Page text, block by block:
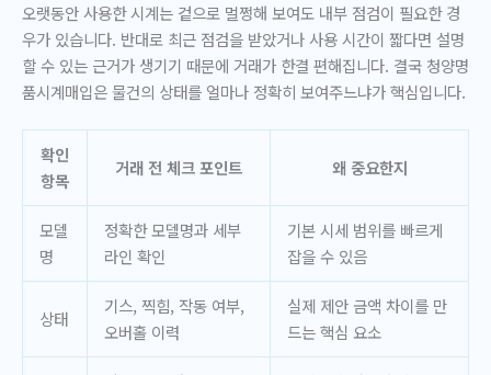
오랫동안 사용한 시계는 겉으로 멀쩡해 보여도 내부 점검이 필요한 경
우가 있습니다. 반대로 최근 점검을 받았거나 사용 시간이 짧다면 설명
할 수 있는 근거가 생기기 때문에 거래가 한결 편해집니다. 결국 청양명
품시계매입은물건의 상태를 얼마나 정확히 보여주느냐가 핵심입니다.
확인
항목
거래 전 체크 포인트 왜 중요한지
모델
명
정확한 모델명과 세부
라인 확인
기본 시세 범위를 빠르게
잡을 수 있음
상태
기스, 찍힘, 작동 여부,
오버홀 이력
실제 제안 금액 차이를 만
드는 핵심 요소